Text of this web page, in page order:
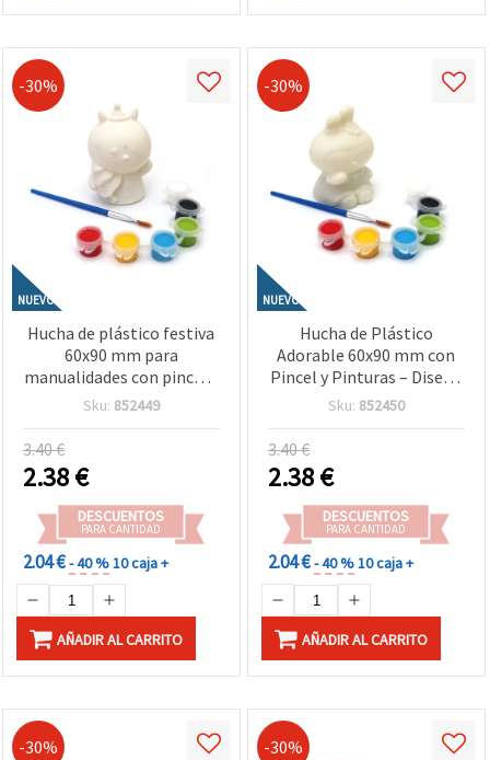
-30%
NUEVO
Hucha de plástico festiva
60x90 mm para
manualidades con pincel y
pinturas – Osito kawaii
Navidad para niños
Sku: 852449
3.40 €
2.38€
DESCUENTOS
PARA CANTIDAD
2.04 €- 40 %10 caja +
AÑADIR AL CARRITO
-30%
NUEVO
Hucha de Plástico
Adorable 60x90 mm con
Pincel y Pinturas – Diseño
de Conejito Kawaii para
Sku: 852450
3.40 €
2.38€
DESCUENTOS
PARA CANTIDAD
2.04 €- 40 %10 caja +
AÑADIR AL CARRITO
-30% -30%